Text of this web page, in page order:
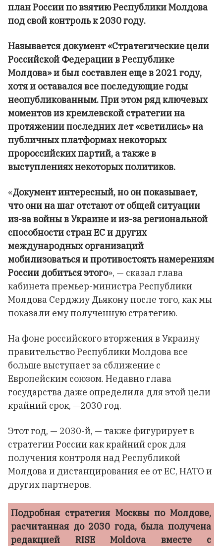
план России по взятию Республики Молдова
под свой контроль к 2030 году.
Называется документ «Стратегические цели
Российской Федерации в Республике
Молдова» и был составлен еще в 2021 году,
хотя и оставался все последующие годы
неопубликованным. При этом ряд ключевых
моментов из кремлевской стратегии на
протяжении последних лет «светились» на
публичных платформах некоторых
пророссийских партий, а также в
выступлениях некоторых политиков.
«Документ интересный, но он показывает,
что они на шаг отстают от общей ситуации
из-за войны в Украине и из-за региональной
способности стран ЕС и других
международных организаций
мобилизоваться и противостоять намерениям
России добиться этого», — сказал глава
кабинета премьер-министра Республики
Молдова Серджиу Дьякону после того, как мы
показали ему полученную стратегию.
На фоне российского вторжения в Украину
правительство Республики Молдова все
больше выступает за сближение с
Европейским союзом. Недавно глава
государства даже определила для этой цели
крайний срок, —2030 год.
Этот год, — 2030-й, — также фигурирует в
стратегии России как крайний срок для
получения контроля над Республикой
Молдова и дистанцирования ее от ЕС, НАТО и
других партнеров.
Подробная стратегия Москвы по Молдове,
расчитанная до 2030 года, была получена
редакцией RISE Moldova вместе с